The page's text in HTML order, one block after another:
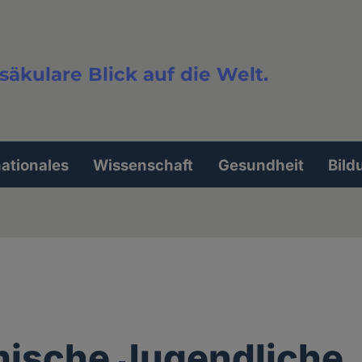
Blick auf die Welt.
Wissenschaft Gesundheit